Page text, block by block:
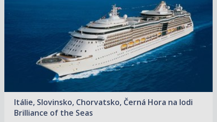
Itálie, Slovinsko, Chorvatsko, Černá Hora na lodi
Brilliance of the Seas
ZOBRAZIT DETAIL
21.09.2026 – 28.09.2026
29 500 KČ/OS.
(1 219 €)